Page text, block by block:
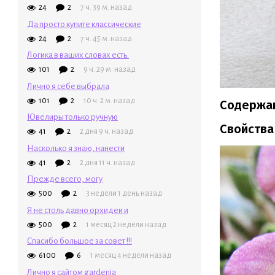
24 2 7 ч. 39 м. назад
Да просто купите классические
24 2 7 ч. 45 м. назад
Логика в ваших словах есть.
101 2 9 ч. 29 м. назад
Лично я себе выбрала
101 2 10 ч. 2 м. назад
Ювелиры только ручную
41 2 2 дня 9 ч. назад
Насколько я знаю, нанести
41 2 2 дня 11 ч. назад
Прежде всего, могу
500 2 3 недели 1 день назад
Я не столь давно орхидеи и
500 2 1 месяц 2 недели назад
Спасибо большое за совет !!!
6100 6 1 месяц 4 недели назад
Лично я сайтом gardenia
Свойства